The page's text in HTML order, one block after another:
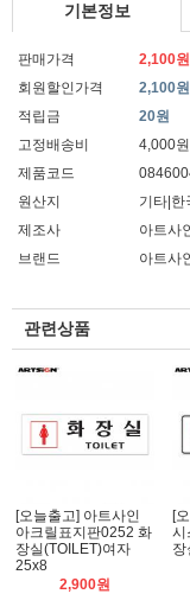
기본정보
판매가격
2,100원
회원할인가격
2,100원
적립금
20원
고정배송비
4,000원
제품코드
원산지
기타|한
제조사
아트사
브랜드
아트사
관련상품
[오늘출고] 아트사인
아크릴표지판0252 화
장실(TOILET)여자
25x8
2,900원
[
시
장